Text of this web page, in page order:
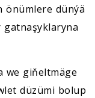
önümlere dünýä
we giňeltmäge
düzümi bolup